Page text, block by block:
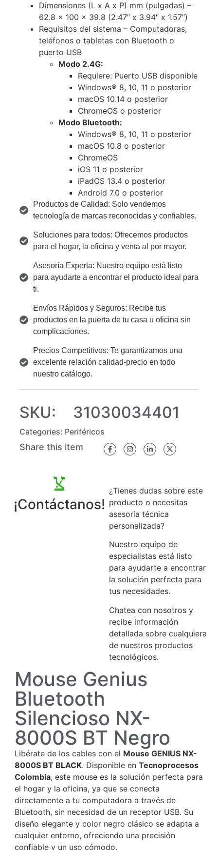
¡Contáctanos!
¿Tienes dudas sobre este
producto o necesitas
asesoría técnica
personalizada?
Nuestro equipo de
especialistas está listo
para ayudarte a encontrar
la solución perfecta para
tus necesidades.
Chatea con nosotros y
recibe información
detallada sobre cualquiera
de nuestros productos
tecnológicos.
Mouse Genius
Bluetooth
Silencioso NX-
8000S BT Negro
Libérate de los cables con el Mouse GENIUS NX-
8000S BT BLACK. Disponible en Tecnoprocesos
Colombia, este mouse es la solución perfecta para
el hogar y la oficina, ya que se conecta
directamente a tu computadora a través de
Bluetooth, sin necesidad de un receptor USB. Su
diseño elegante y color negro clásico se adapta a
cualquier entorno, ofreciendo una precisión
confiable y un uso cómodo.
Dimensiones (L x A x P) mm (pulgadas) –
62.8 x 100 x 39.8 (2.47″ x 3.94″ x 1.57″)
Requisitos del sistema – Computadoras,
teléfonos o tabletas con Bluetooth o
puerto USB
Modo 2.4G:
Requiere: Puerto USB disponible
Windows® 8, 10, 11 o posterior
macOS 10.14 o posterior
ChromeOS o posterior
Modo Bluetooth:
Windows® 8, 10, 11 o posterior
macOS 10.8 o posterior
ChromeOS
iOS 11 o posterior
iPadOS 13.4 o posterior
Android 7.0 o posterior
Productos de Calidad: Solo vendemos
tecnología de marcas reconocidas y confiables.
Soluciones para todos: Ofrecemos productos
para el hogar, la oficina y venta al por mayor.
Asesoría Experta: Nuestro equipo está listo
para ayudarte a encontrar el producto ideal para
ti.
Envíos Rápidos y Seguros: Recibe tus
productos en la puerta de tu casa u oficina sin
complicaciones.
Precios Competitivos: Te garantizamos una
excelente relación calidad-precio en todo
nuestro catálogo.
SKU: 31030034401
Categories: Periféricos
Share this item